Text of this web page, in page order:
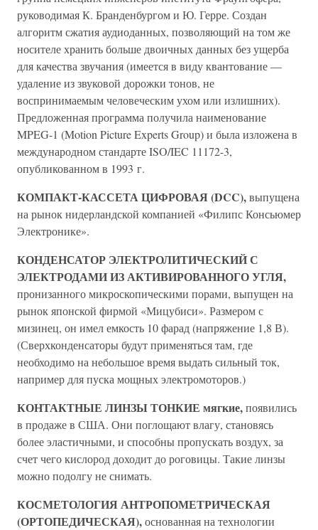
руководимая К. Бранденбургом и Ю. Герре. Создан
алгоритм сжатия аудиоданных, позволяющий на том же
носителе хранить больше двоичных данных без ущерба
для качества звучания (имеется в виду квантование —
удаление из звуковой дорожки тонов, не
воспринимаемым человеческим ухом или излишних).
Предложенная программа получила наименование
MPEG-1 (Motion Picture Experts Group) и была изложена в
международном стандарте ISO/IEC 11172-3,
опубликованном в 1993 г.
КОМПАКТ-КАССЕТА ЦИФРОВАЯ (DCC),выпущена
на рынок нидерландской компанией «Филипс Консьюмер
Электронике».
КОНДЕНСАТОР ЭЛЕКТРОЛИТИЧЕСКИЙ С
ЭЛЕКТРОДАМИ ИЗ АКТИВИРОВАННОГО УГЛЯ,
пронизанного микроскопическими порами, выпущен на
рынок японской фирмой «Мицубиси». Размером с
мизинец, он имел емкость 10 фарад (напряжение 1,8 В).
(Сверхконденсаторы будут применяться там, где
необходимо на небольшое время выдать сильный ток,
например для пуска мощных электромоторов.)
КОНТАКТНЫЕ ЛИНЗЫ ТОНКИЕ мягкие,появились
в продаже в США. Они поглощают влагу, становясь
более эластичными, и способны пропускать воздух, за
счет чего кислород доходит до роговицы. Такие линзы
можно подолгу не снимать.
КОСМЕТОЛОГИЯ АНТРОПОМЕТРИЧЕСКАЯ
(ОРТОПЕДИЧЕСКАЯ),основанная на технологии